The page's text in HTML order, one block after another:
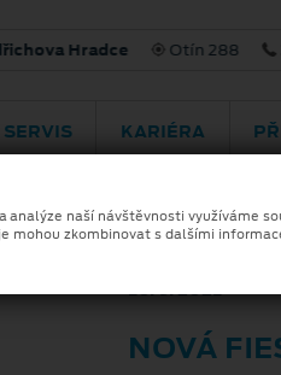
Hradce Otín 288
SERVIS KARIÉRA
16. 9. 2021
NOVÁ
naší návštěvnosti využíváme
mohou zkombinovat s dalšími